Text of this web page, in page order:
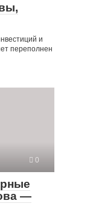
и
переполнен
0
—